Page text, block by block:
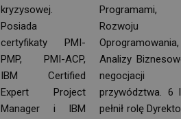
kryzysowej.
Posiada
certyfikaty PMI-
PMP, PMI-ACP,
IBM Certified
Expert Project
Manager i IBM
Programami,
Rozwoju
Oprogramowania,
Analizy
przywództwa. 6
pełnił rolę